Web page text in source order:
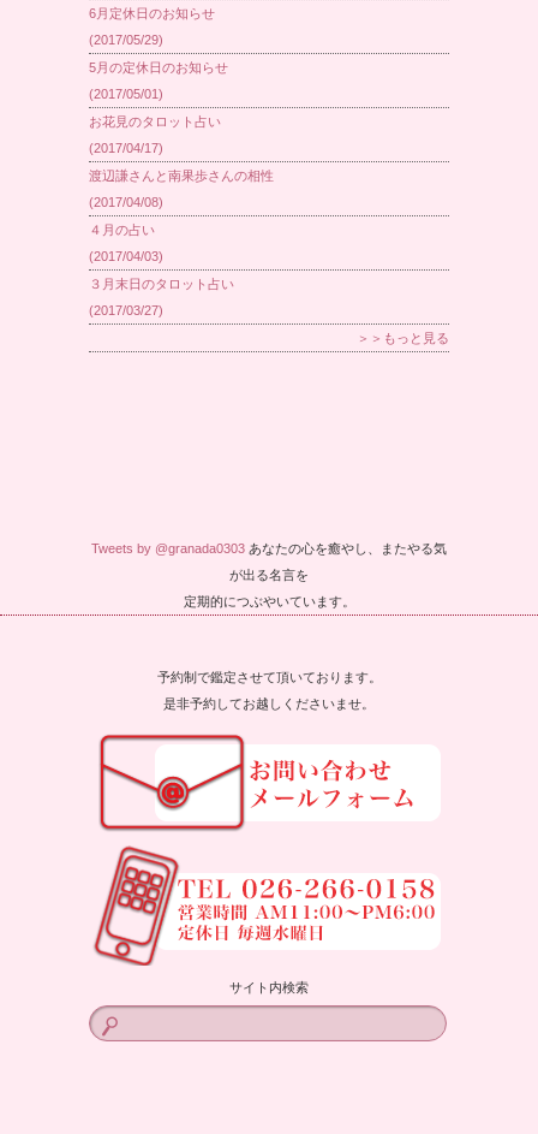
6月定休日のお知らせ
(2017/05/29)
5月の定休日のお知らせ
(2017/05/01)
お花見のタロット占い
(2017/04/17)
渡辺謙さんと南果歩さんの相性
(2017/04/08)
４月の占い
(2017/04/03)
３月末日のタロット占い
(2017/03/27)
＞＞もっと見る
Tweets by @granada0303 あなたの心を癒やし、またやる気
が出る名言を
定期的につぶやいています。
予約制で鑑定させて頂いております。
是非予約してお越しくださいませ。
サイト内検索